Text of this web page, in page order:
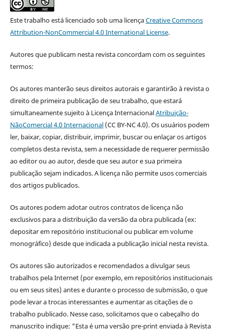
Este trabalho está licenciado sob uma licençaCreative Commons
Attribution-NonCommercial 4.0 International License.
Autores que publicam nesta revista concordam com os seguintes
termos:
Os autores manterão seus direitos autorais e garantirão à revista o
direito de primeira publicação de seu trabalho, que estará
simultaneamente sujeito à Licença InternacionalAtribuição-
NãoComercial 4.0 Internacional(CC BY-NC 4.0). Os usuários podem
ler, baixar, copiar, distribuir, imprimir, buscar ou enlaçar os artigos
completos desta revista, sem a necessidade de requerer permissão
ao editor ou ao autor, desde que seu autor e sua primeira
publicação sejam indicados. A licença não permite usos comerciais
dos artigos publicados.
Os autores podem adotar outros contratos de licença não
exclusivos para a distribuição da versão da obra publicada (ex:
depositar em repositório institucional ou publicar em volume
monográfico) desde que indicada a publicação inicial nesta revista.
Os autores são autorizados e recomendados a divulgar seus
trabalhos pela Internet (por exemplo, em repositórios institucionais
ou em seus sites) antes e durante o processo de submissão, o que
pode levar a trocas interessantes e aumentar as citações de o
trabalho publicado. Nesse caso, solicitamos que o cabeçalho do
manuscrito indique: "Esta é uma versão pre-print enviada à Revista